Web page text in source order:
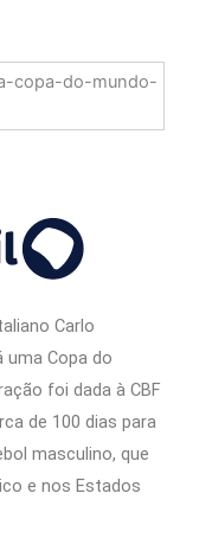
Carlo
Copa do
foi dada à CBF
de 100 dias para
masculino, que
e nos Estados